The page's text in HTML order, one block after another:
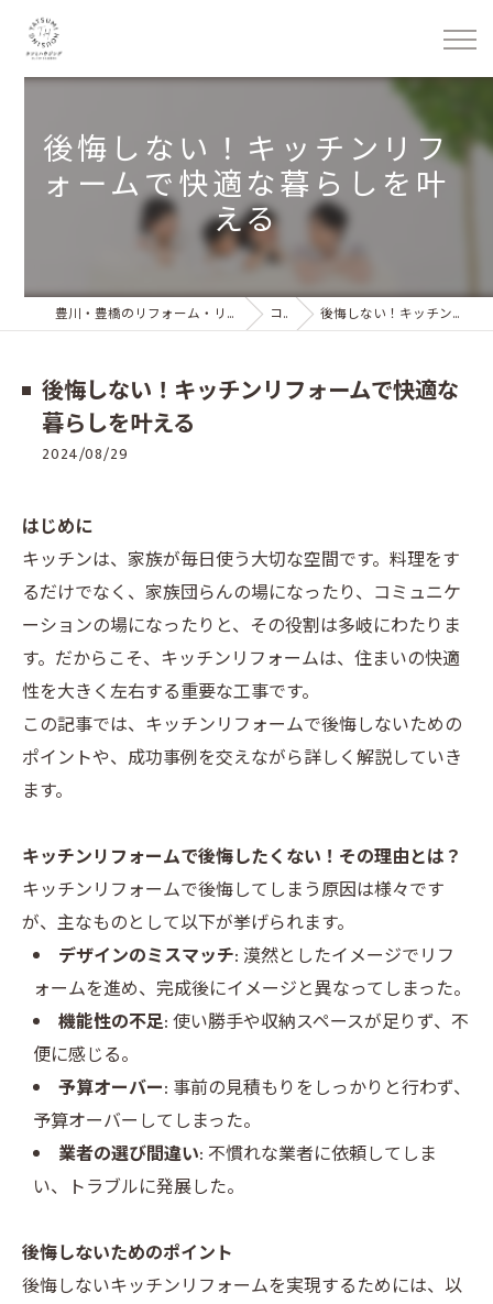
後悔しない！キッチンリフ
ォームで快適な暮らしを叶
える
豊川・豊橋のリフォーム・リノベーション 株式会社タツミハウジング コラム 後悔しない！キッチンリフォームで快適な暮らしを叶える
後悔しない！キッチンリフォームで快適な
暮らしを叶える
2024/08/29
はじめに
キッチンは、家族が毎日使う大切な空間です。料理をす
るだけでなく、家族団らんの場になったり、コミュニケ
ーションの場になったりと、その役割は多岐にわたりま
す。だからこそ、キッチンリフォームは、住まいの快適
性を大きく左右する重要な工事です。
この記事では、キッチンリフォームで後悔しないための
ポイントや、成功事例を交えながら詳しく解説していき
ます。
キッチンリフォームで後悔したくない！その理由とは？
キッチンリフォームで後悔してしまう原因は様々です
が、主なものとして以下が挙げられます。
デザインのミスマッチ: 漠然としたイメージでリフ
ォームを進め、完成後にイメージと異なってしまった。
機能性の不足:使い勝手や収納スペースが足りず、不
便に感じる。
予算オーバー: 事前の見積もりをしっかりと行わず、
予算オーバーしてしまった。
業者の選び間違い: 不慣れな業者に依頼してしま
い、トラブルに発展した。
後悔しないためのポイント
後悔しないキッチンリフォームを実現するためには、以